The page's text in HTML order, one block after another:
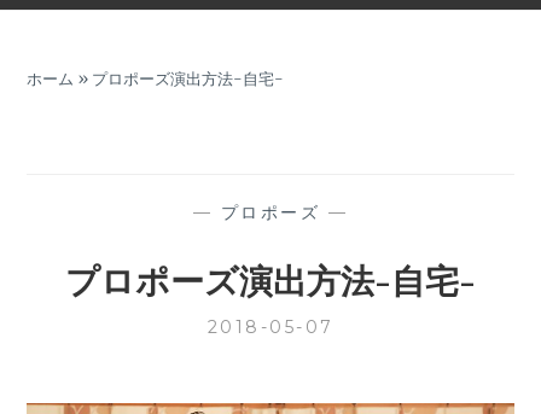
ホーム » プロポーズ演出方法-自宅-
— プロポーズ —
プロポーズ演出方法-自宅-
2018-05-07